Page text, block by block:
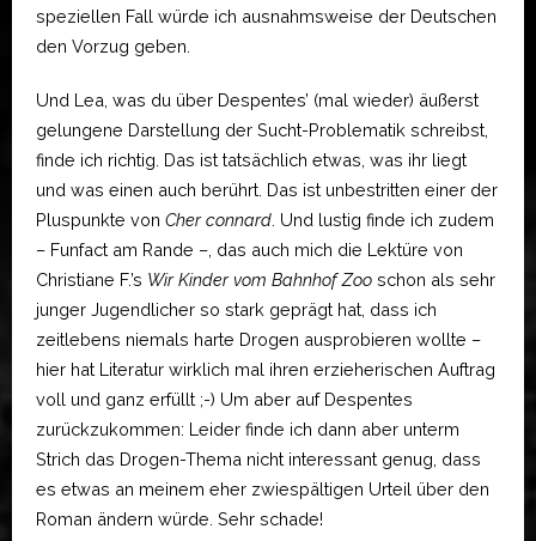
speziellen Fall würde ich ausnahmsweise der Deutschen
den Vorzug geben.
Und Lea, was du über Despentes’ (mal wieder) äußerst
gelungene Darstellung der Sucht-Problematik schreibst,
finde ich richtig. Das ist tatsächlich etwas, was ihr liegt
und was einen auch berührt. Das ist unbestritten einer der
Pluspunkte von Cher connard . Und lustig finde ich zudem
– Funfact am Rande –, das auch mich die Lektüre von
Christiane F.’s Wir Kinder vom Bahnhof Zoo schon als sehr
junger Jugendlicher so stark geprägt hat, dass ich
zeitlebens niemals harte Drogen ausprobieren wollte –
hier hat Literatur wirklich mal ihren erzieherischen Auftrag
voll und ganz erfüllt ;-) Um aber auf Despentes
zurückzukommen: Leider finde ich dann aber unterm
Strich das Drogen-Thema nicht interessant genug, dass
es etwas an meinem eher zwiespältigen Urteil über den
Roman ändern würde. Sehr schade!